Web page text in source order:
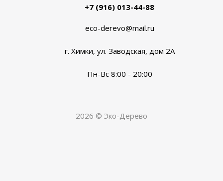
+7 (916) 013-44-88
eco-derevo@mail.ru
г. Химки, ул. Заводская, дом 2А
Пн-Вс 8:00 - 20:00
2026 © Эко-Дерево